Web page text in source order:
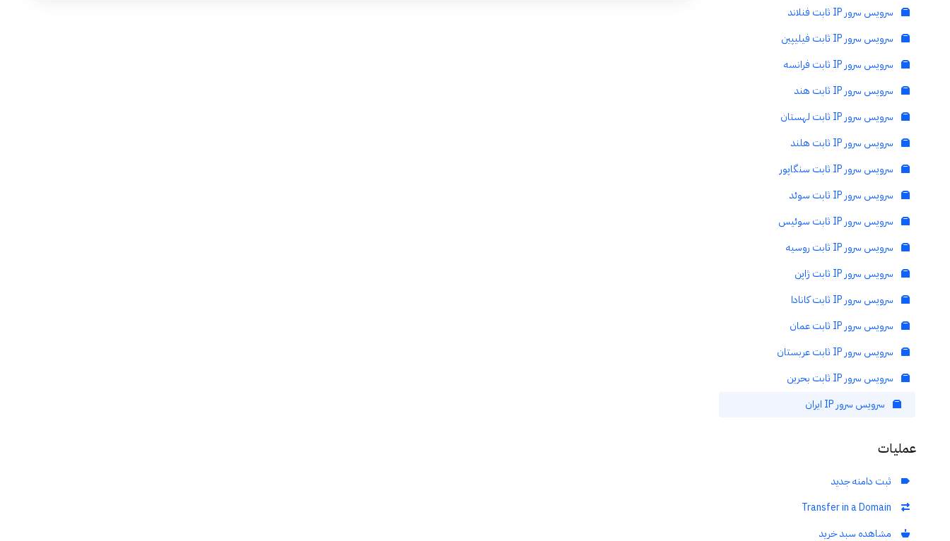
سرویس سرور IP ثابت فنلاند
سرویس سرور IP ثابت فیلیپین
سرویس سرور IP ثابت فرانسه
سرویس سرور IP ثابت هند
سرویس سرور IP ثابت لهستان
سرویس سرور IP ثابت هلند
سرویس سرور IP ثابت سنگاپور
سرویس سرور IP ثابت سوئد
سرویس سرور IP ثابت سوئیس
سرویس سرور IP ثابت روسیه
سرویس سرور IP ثابت ژاپن
سرویس سرور IP ثابت کانادا
سرویس سرور IP ثابت عمان
سرویس سرور IP ثابت عربستان
سرویس سرور IP ثابت بحرین
سرویس سرور IP ایران
عملیات
ثبت دامنه جدید
مشاهده سبد خرید